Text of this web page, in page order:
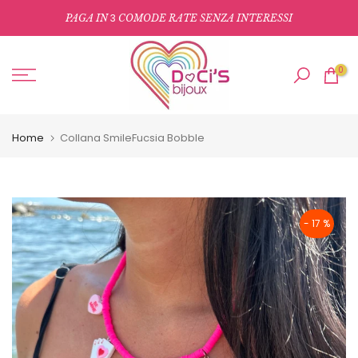
al
PAGA IN3 COMODE RATE SENZA INTERESSI
0
Home Collana SmileFucsia Bobble
- 17 %